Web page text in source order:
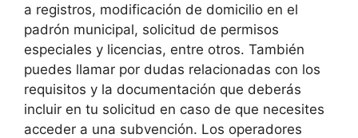
a registros, modificación de domicilio en el
padrón municipal, solicitud de permisos
especiales y licencias, entre otros. También
puedes llamar por dudas relacionadas con los
requisitos y la documentación que deberás
incluir en tu solicitud en caso de que necesites
acceder a una subvención. Los operadores